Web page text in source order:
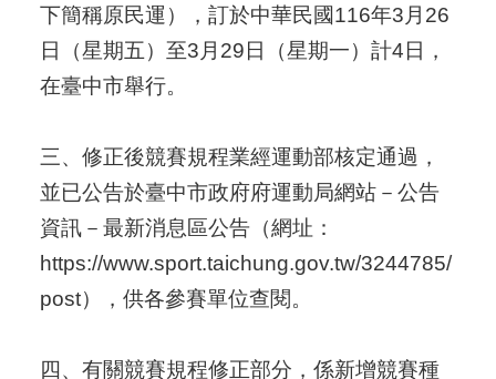
下簡稱原民運），訂於中華民國116年3月26
日（星期五）至3月29日（星期一）計4日，
在臺中市舉行。
三、修正後競賽規程業經運動部核定通過，
並已公告於臺中市政府府運動局網站－公告
資訊－最新消息區公告（網址：
https://www.sport.taichung.gov.tw/3244785/
post），供各參賽單位查閱。
四、有關競賽規程修正部分，係新增競賽種